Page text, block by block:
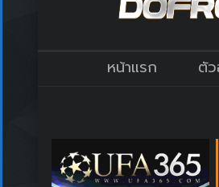
หน้าแรก ตั